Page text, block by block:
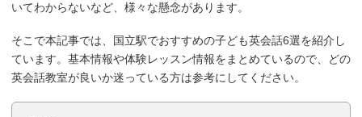
いてわからないなど、様々な懸念があります。
そこで本記事では、国立駅でおすすめの子ども英会話6選を紹介し
ています。基本情報や体験レッスン情報をまとめているので、どの
英会話教室が良いか迷っている方は参考にしてください。